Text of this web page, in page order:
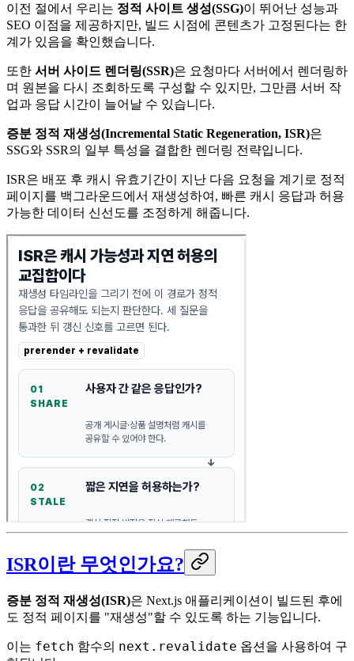
이전 절에서 우리는 정적 사이트 생성(SSG)이 뛰어난 성능과
SEO 이점을 제공하지만, 빌드 시점에 콘텐츠가 고정된다는 한
계가 있음을 확인했습니다.
또한 서버 사이드 렌더링(SSR)은 요청마다 서버에서 렌더링하
며 원본을 다시 조회하도록 구성할 수 있지만, 그만큼 서버 작
업과 응답 시간이 늘어날 수 있습니다.
증분 정적 재생성(Incremental Static Regeneration, ISR)은
SSG와 SSR의 일부 특성을 결합한 렌더링 전략입니다.
ISR은 배포 후 캐시 유효기간이 지난 다음 요청을 계기로 정적
페이지를 백그라운드에서 재생성하여, 빠른 캐시 응답과 허용
가능한 데이터 신선도를 조정하게 해줍니다.
ISR이란 무엇인가요?
증분 정적 재생성(ISR)은 Next.js 애플리케이션이 빌드된 후에
도 정적 페이지를 "재생성"할 수 있도록 하는 기능입니다.
이는 fetch 함수의 next.revalidate 옵션을 사용하여 구